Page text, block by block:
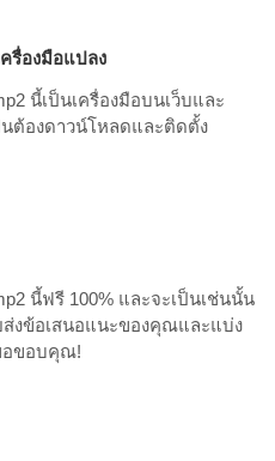
รื่องมือแปลง
นี้เป็นเครื่องมือบนเว็บและ
ต้องดาวน์โหลดและติดตั้ง
นี้ฟรี 100% และจะเป็นเช่นนั้น
งข้อเสนอแนะของคุณและแบ่ง
อขอบคุณ!